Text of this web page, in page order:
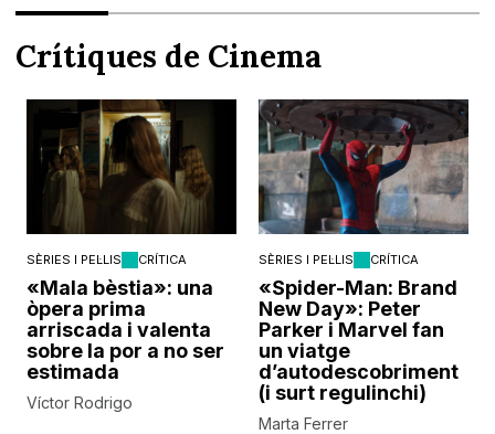
Crítiques de Cinema
SÈRIES I PEL·LIS CRÍTICA
«Mala bèstia»: una
òpera prima
arriscada i valenta
sobre la por a no ser
estimada
Víctor Rodrigo
SÈRIES I PEL·LIS CRÍTICA
«Spider-Man: Brand
New Day»: Peter
Parker i Marvel fan
un viatge
d’autodescobriment
(i surt regulinchi)
Marta Ferrer